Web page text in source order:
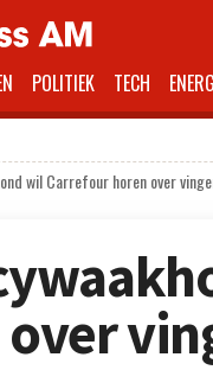
POLITIEK TECH
wil Carrefour horen over